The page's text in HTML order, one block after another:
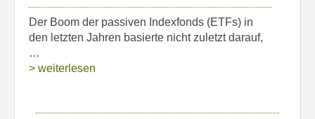
Der Boom der passiven Indexfonds (ETFs) in
den letzten Jahren basierte nicht zuletzt darauf,
…
> weiterlesen